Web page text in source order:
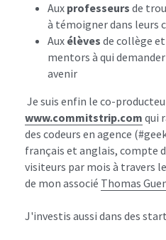
Aux professeurs de
à témoigner dans leurs
Aux élèves de collège
mentors à qui
avenir
www.commitstrip.com qui
des codeurs en agence
français et anglais, compte
visiteurs par mois à travers
de mon associé Thomas
J'investis aussi dans des